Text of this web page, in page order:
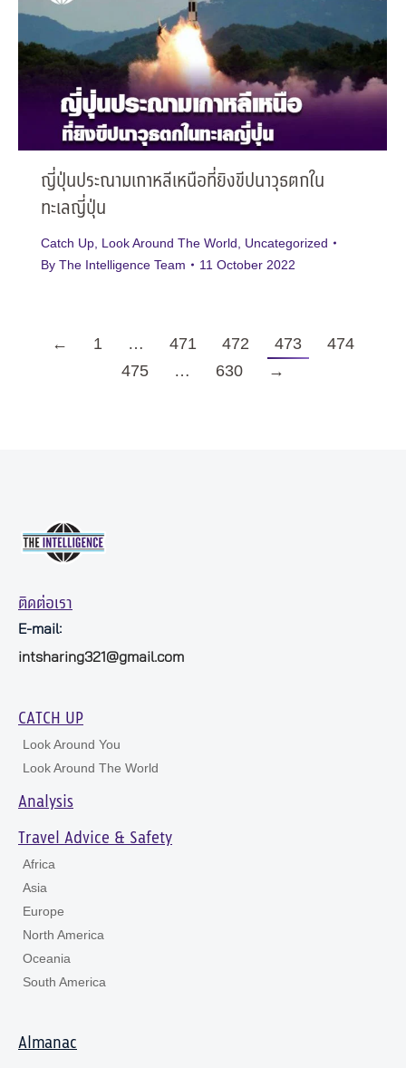
ญี่ปุ่นประณามเกาหลีเหนือที่ยิงขีปนาวุธตกใน
ทะเลญี่ปุ่น
Catch Up Look Around The World
Uncategorized
By The Intelligence Team 11 October 2022
← 1 … 471 472 473
474
475
… 630 →
ติดต่อเรา
E-mail:
intsharing321@gmail.com
CATCH UP
Look Around You
Look Around The World
Analysis
Travel Advice & Safety
Africa
Asia
Europe
North America
Oceania
South America
Almanac